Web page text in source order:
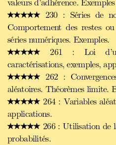
valeurs d’adhérence.
230 : Séries de
Comportement des restes
séries numériques. Exemples.
261 : Loi
caractérisations, exemples,
262 :
aléatoires. Théorèmes limite.
264 : Variables
applications.
266 : Utilisation de
probabilités.